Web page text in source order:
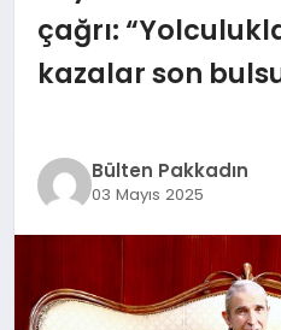
SPOR & FITNESS
YEMEK
çağrı:
kazalar son
Bülten Pakkadın
03 Mayıs 2025